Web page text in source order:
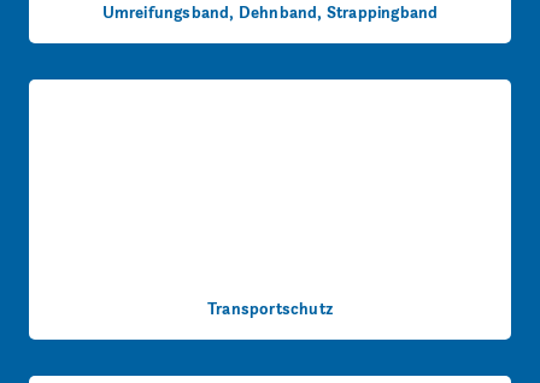
Umreifungsband, Dehnband, Strappingband
Transportschutz